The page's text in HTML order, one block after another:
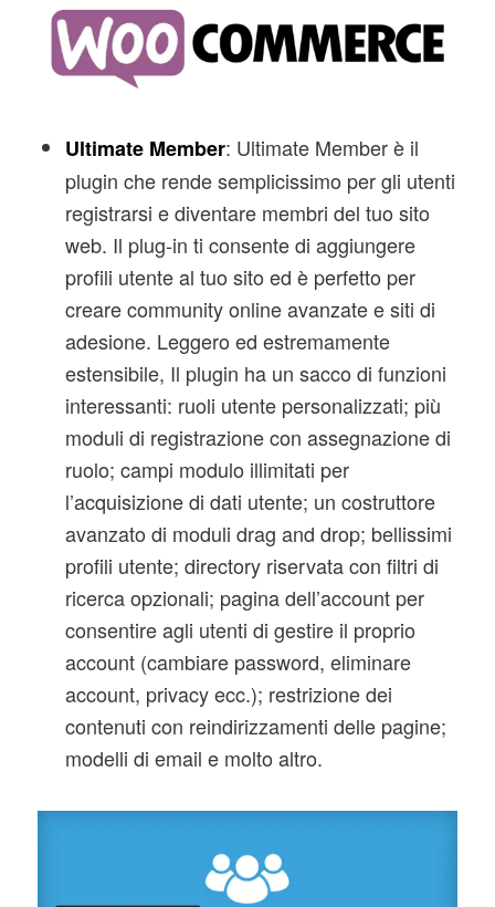
Ultimate Member: Ultimate Member è il
plugin che rende semplicissimo per gli utenti
registrarsi e diventare membri del tuo sito
web. Il plug-in ti consente di aggiungere
profili utente al tuo sito ed è perfetto per
creare community online avanzate e siti di
adesione. Leggero ed estremamente
estensibile, Il plugin ha un sacco di funzioni
interessanti: ruoli utente personalizzati; più
moduli di registrazione con assegnazione di
ruolo; campi modulo illimitati per
l’acquisizione di dati utente; un costruttore
avanzato di moduli drag and drop; bellissimi
profili utente; directory riservata con filtri di
ricerca opzionali; pagina dell’account per
consentire agli utenti di gestire il proprio
account (cambiare password, eliminare
account, privacy ecc.); restrizione dei
contenuti con reindirizzamenti delle pagine;
modelli di email e molto altro.